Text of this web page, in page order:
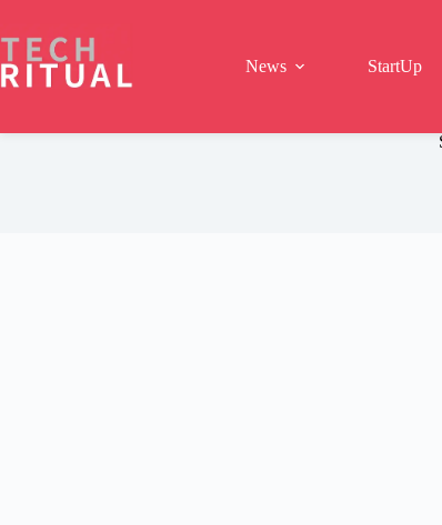
content
News
StartUp